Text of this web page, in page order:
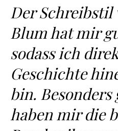
Der Schreibstil
Blum hat mir
sodass ich
Geschichte
bin.
haben mir die